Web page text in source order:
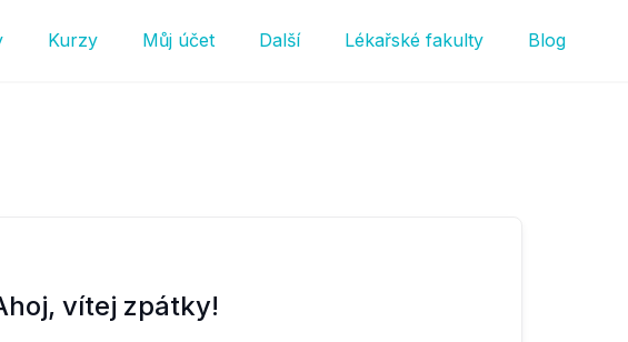
Kurzy Můj účet Další Lékařské fakulty Blog
vítej zpátky!